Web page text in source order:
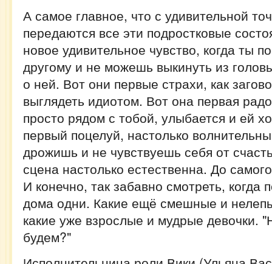
А самое главное, что с удивительной
передаются все эти подростковые
новое удивительное чувство, когда ты
другому и не можешь выкинуть из
о ней. Вот они первые страхи, как
выглядеть идиотом. Вот она первая
просто рядом с тобой, улыбается и ей
первый поцелуй, настолько
дрожишь и не чувствуешь себя от
сцена настолько естественна. До
И конечно, так забавно смотреть, когда
дома одни. Какие ещё смешные и
какие уже взрослые и мудрые девочки.
будем?"